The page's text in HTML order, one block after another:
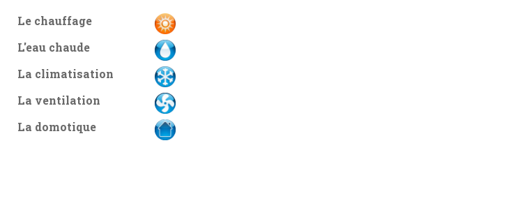
Le chauffage
L'eau chaude
La climatisation
La ventilation
La domotique